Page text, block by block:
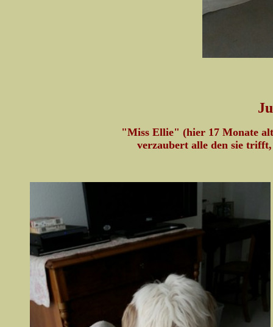
"Miss Ellie" (hier 17 Monate
verzaubert alle den sie